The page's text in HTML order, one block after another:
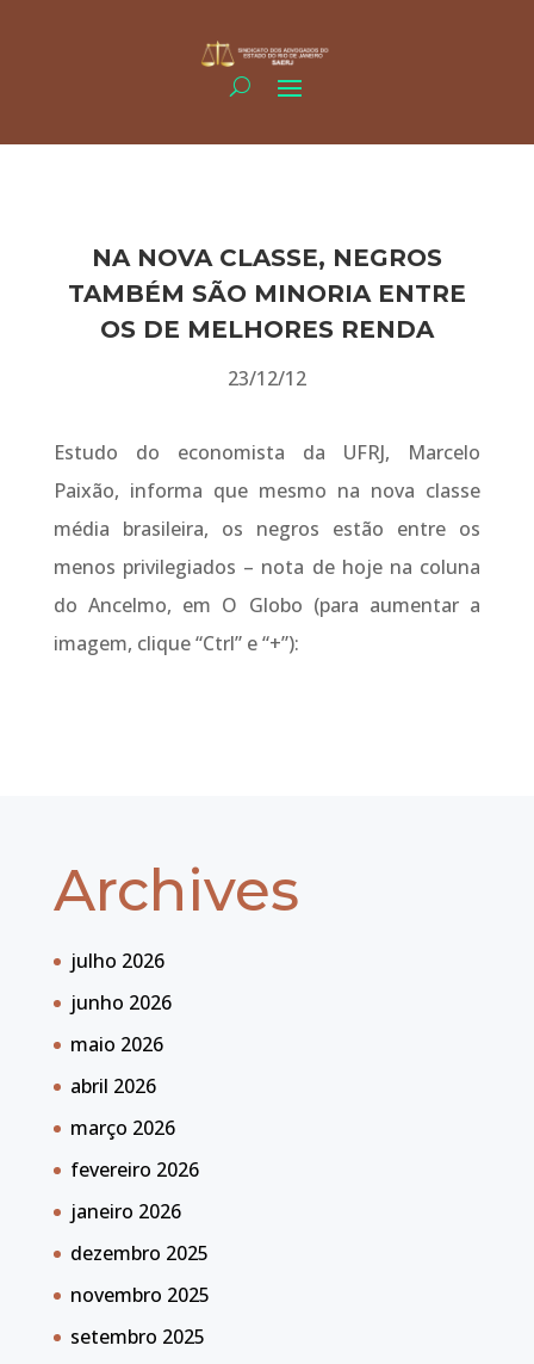
NA NOVA CLASSE, NEGROS
TAMBÉM SÃO MINORIA ENTRE
OS DE MELHORES RENDA
23/12/12
Estudo do economista da UFRJ, Marcelo
Paixão, informa que mesmo na nova classe
média brasileira, os negros estão entre os
menos privilegiados – nota de hoje na coluna
do Ancelmo, em O Globo (para aumentar a
imagem, clique “Ctrl” e “+”):
Archives
julho 2026
junho 2026
maio 2026
abril 2026
março 2026
fevereiro 2026
janeiro 2026
dezembro 2025
novembro 2025
setembro 2025